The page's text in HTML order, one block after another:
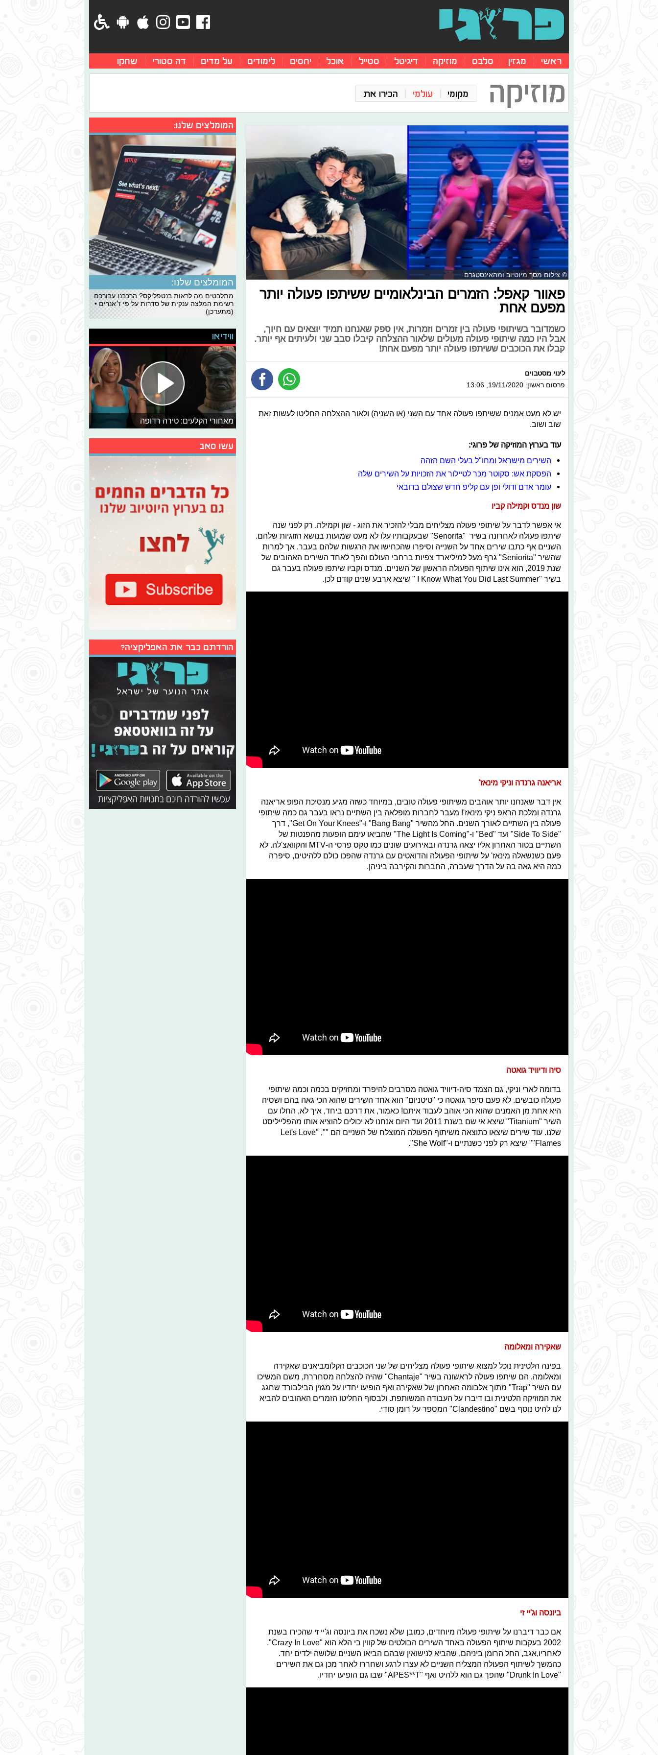
ראשי מגזין סלבס מוזיקה דיגיטל סטייל אוכל יחסים לימודים על מדים דה סטורי שחקו
מוזיקה מקומי עולמי הכירו את
© צילום מסך מיוטיוב ומהאינסטגרם
פאוור קאפל: הזמרים הבינלאומיים ששיתפו פעולה יותר
מפעם אחת
כשמדובר בשיתופי פעולה בין זמרים וזמרות, אין ספק שאנחנו תמיד יוצאים עם חיוך,
אבל היו כמה שיתופי פעולה מעולים שלאור ההצלחה קיבלו סבב שני ולעיתים אף יותר.
קבלו את הכוכבים ששיתפו פעולה יותר מפעם אחת!
לינוי מסטבוים
פרסום ראשון: 19/11/2020, 13:06
יש לא מעט אמנים ששיתפו פעולה אחד עם השני (או השניה) ולאור ההצלחה החליטו לעשות זאת
שוב ושוב.
עוד בערוץ המוזיקה של פרוגי:
השירים מישראל ומחו"ל בעלי השם הזהה
הפסקת אש: סקוטר מכר לטיילור את הזכויות על השירים שלה
עומר אדם ודולי ופן עם קליפ חדש שצולם בדובאי
שון מנדס וקמילה קביו
אי אפשר לדבר על שיתופי פעולה מצליחים מבלי להזכיר את הזוג - שון וקמילה. רק לפני שנה
שיתפו פעולה לאחרונה בשיר "Senorita" שבעקבותיו עלו לא מעט שמועות בנושא הזוגיות שלהם.
השניים אף כתבו שירים אחד על השנייה וסיפרו שהכחישו את הרגשות שלהם בעבר. אך למרות
שהשיר "Seniorita" גרף מעל למיליארד צפיות ברחבי העולם והפך לאחד השירים האהובים של
שנת 2019, הוא אינו שיתוף הפעולה הראשון של השניים. מנדס וקביו שיתפו פעולה בעבר גם
בשיר "I Know What You Did Last Summer " שיצא ארבע שנים קודם לכן.
אריאנה גרנדה וניקי מינאז'
אין דבר שאנחנו יותר אוהבים משיתופי פעולה טובים, במיוחד כשזה מגיע מנסיכת הפופ אריאנה
גרנדה ומלכת הראפ ניקי מינאז'! מעבר לחברות מופלאה בין השתיים נראו בעבר גם כמה שיתופי
פעולה בין השתיים לאורך השנים. החל מהשיר "Bang Bang" ו-"Get On Your Knees", דרך
"Side To Side" ועד "Bed" ו-"The Light Is Coming" שהביאו עימם הופעות מהפנטות של
השתיים בטור האחרון אליו יצאה גרנדה ובאירועים שונים כמו טקס פרסי ה-MTV והקוואצ'לה. לא
פעם כשנשאלה מינאז' על שיתופי הפעולה והדואטים עם גרנדה שהפכו כולם ללהיטים, סיפרה
כמה היא גאה בה על הדרך שעברה, החברות והקירבה ביניהן.
סיה ודיוויד גואטה
בדומה לארי וניקי, גם הצמד סיה-דיוויד גואטה מסרבים להיפרד ומחזיקים בכמה וכמה שיתופי
פעולה כובשים. לא פעם סיפר גואטה כי "טיטניום" הוא אחד השירים שהוא הכי גאה בהם ושסיה
היא אחת מן האמנים שהוא הכי אוהב לעבוד איתם! כאמור, את דרכם ביחד, איך לא, החלו עם
השיר "Titanium" שיצא אי שם בשנת 2011 ועד היום אנחנו לא יכולים להוציא אותו מהפלייליסט
שלנו. עוד שירים שיצאו כתוצאה משיתוף הפעולה המוצלח של השניים הם ""Let's Love" ,
"Flames" שיצא רק לפני כשנתיים ו-"She Wolf".
שאקירה ומאלומה
בפינה הלטינית נוכל למצוא שיתופי פעולה מצליחים של שני הכוכבים הקלומביאנים שאקירה
ומאלומה. הם שיתפו פעולה לראשונה בשיר "Chantaje" שהיה להצלחה מסחררת, משם המשיכו
עם השיר "Trap" מתוך אלבומה האחרון של שאקירה ואף הופיעו יחדיו על מגזין הבילבורד שחגג
את המוזיקה הלטינית ובו דיברו על העבודה המשותפת. ולבסוף החליטו הזמרים האהובים להביא
לנו להיט נוסף בשם "Clandestino" המספר על רומן סודי.
ביונסה וג'יי זי
אם כבר דיברנו על שיתופי פעולה מיוחדים, כמובן שלא נשכח את ביונסה וג'יי זי שהכירו בשנת
2002 בעקבות שיתוף הפעולה באחד השירים הבולטים של קווין בי הלא הוא "Crazy In Love".
לאחריו,אגב, החל הרומן ביניהם, שהביא לנישואין שבהם הביאו השניים שלושה ילדים יחד.
כהמשך לשיתוף הפעולה המצליח השניים לא עצרו לרגע ושחררו לאחר מכן גם את השירים
"Drunk In Love" שהפך גם הוא ללהיט ואף "APES**T" שבו גם הופיעו יחדיו.
המומלצים שלנו:
המומלצים שלנו:
מתלבטים מה לראות בנטפליקס? הרכבנו עבורכם
רשימת המלצה ענקית של סדרות על פי ז׳אנרים •
(מתעדכן)
ווידיאו
מאחורי הקלעים: טירה רדופה
עשו סאב
הורדתם כבר את האפליקציה?